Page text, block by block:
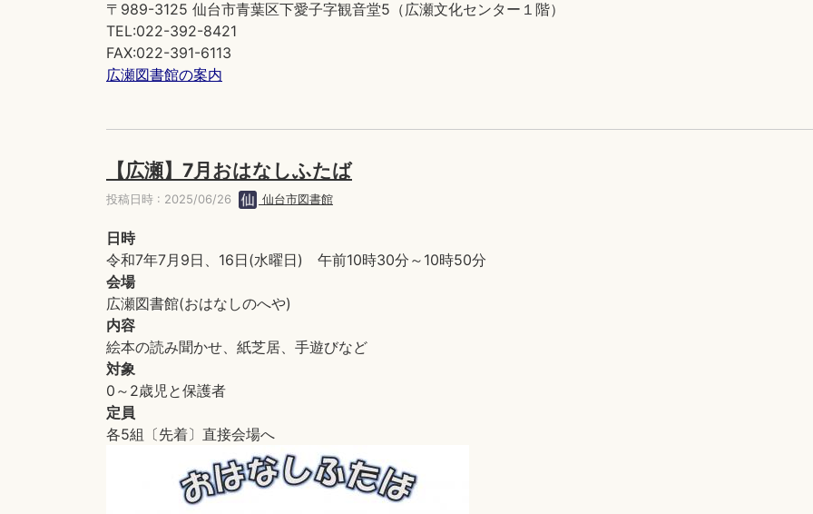
〒989-3125 仙台市青葉区下愛子字観音堂5（広瀬文化センター１階）
TEL:022-392-8421
FAX:022-391-6113
広瀬図書館の案内
【広瀬】7月おはなしふたば
投稿日時 : 2025/06/26 仙台市図書館
日時
令和7年7月9日、16日(水曜日) 午前10時30分～10時50分
会場
広瀬図書館(おはなしのへや)
内容
絵本の読み聞かせ、紙芝居、手遊びなど
対象
0～2歳児と保護者
定員
各5組〔先着〕直接会場へ